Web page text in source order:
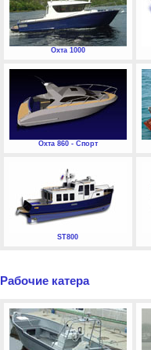
Охта 1000
Охта 860 - Спорт
ST800
Рабочие катера